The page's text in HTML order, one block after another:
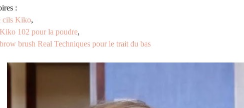
:
cils Kiko,
102 pour la poudre,
brush Real Techniques pour le trait du bas